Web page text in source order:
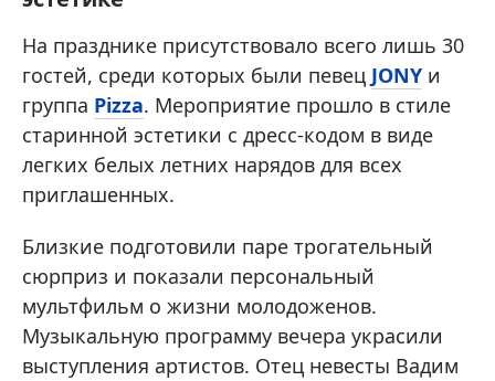
На празднике присутствовало всего лишь 30
гостей, среди которых были певец JONY и
группа Pizza. Мероприятие прошло в стиле
старинной эстетики с дресс-кодом в виде
легких белых летних нарядов для всех
приглашенных.
Близкие подготовили паре трогательный
сюрприз и показали персональный
мультфильм о жизни молодоженов.
Музыкальную программу вечера украсили
выступления артистов. Отец невесты Вадим